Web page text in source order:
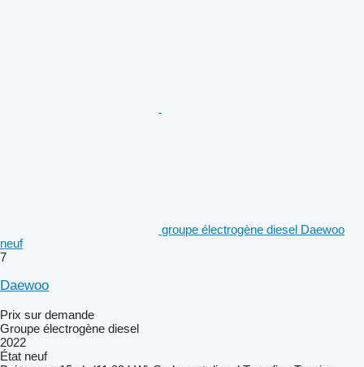
groupe électrogène diesel Daewoo
neuf
7
Daewoo
Prix sur demande
Groupe électrogène diesel
2022
État neuf